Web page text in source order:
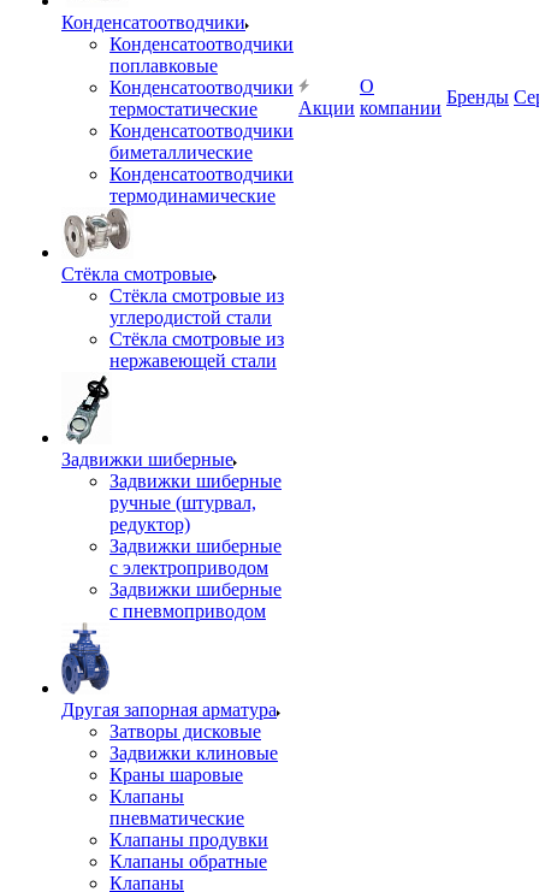
Конденсатоотводчики
Конденсатоотводчики
поплавковые
Конденсатоотводчики
термостатические
Конденсатоотводчики
биметаллические
Конденсатоотводчики
термодинамические
Стёкла смотровые
Стёкла смотровые из
углеродистой стали
Стёкла смотровые из
нержавеющей стали
Задвижки шиберные
Задвижки шиберные
ручные (штурвал,
редуктор)
Задвижки шиберные
с электроприводом
Задвижки шиберные
с пневмоприводом
Другая запорная арматура
Затворы дисковые
Задвижки клиновые
Краны шаровые
Клапаны
пневматические
Клапаны продувки
Клапаны обратные
Клапаны
Акции
О
компании
Бренды